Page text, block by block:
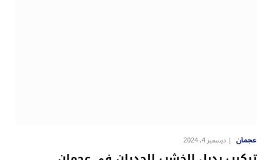
عجمان ديسمبر 4, 2024